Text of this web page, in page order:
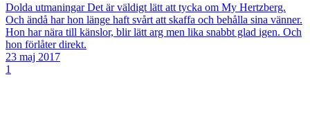
Dolda utmaningarDet är väldigt lätt att tycka om My Hertzberg.
Och ändå har hon länge haft svårt att skaffa och behålla sina vänner.
Hon har nära till känslor, blir lätt arg men lika snabbt glad igen. Och
hon förlåter direkt.
23 maj 2017
1